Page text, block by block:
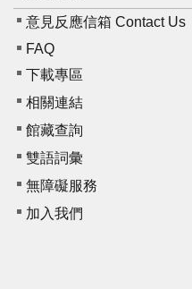
意見反應信箱 Contact Us
FAQ
下載專區
相關連結
館藏查詢
雙語詞彙
無障礙服務
加入我們